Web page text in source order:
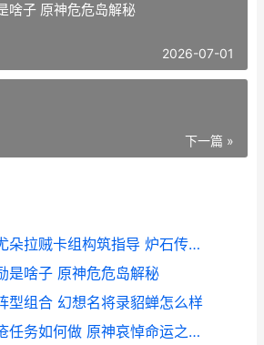
啥子 原神危危岛解秘
2026-07-01
下一篇 »
炉石传说火凤凰尤朵拉贼卡组构筑指导 炉石传说凤凰之谜怎么触发
是啥子 原神危危岛解秘
型组合 幻想名将录貂蝉怎么样
原神哀悼命运之疮任务如何做 原神哀悼命运之疮可以联机吗